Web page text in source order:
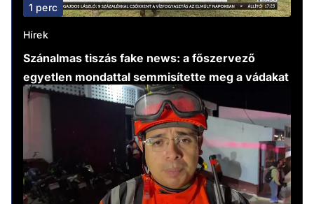
1 perc
Hírek
Szánalmas tiszás fake news: a főszervező
egyetlen mondattal semmisítette meg a vádakat